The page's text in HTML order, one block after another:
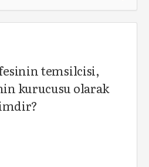
temsilcisi,
kurucusu olarak